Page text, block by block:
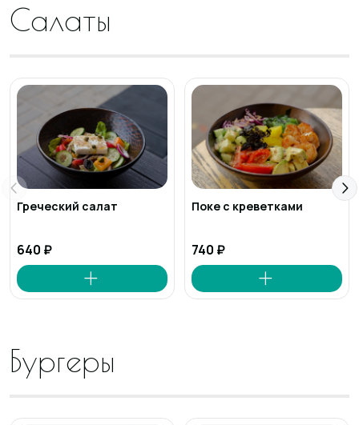
Салаты
Греческий салат
640 ₽
Поке с креветками
740 ₽
Бургеры